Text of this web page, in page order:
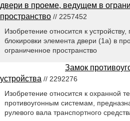
двери в проеме, ведущем в
пространство // 2257452
Изобретение относится к
блокировки элемента двери (1а) в
ограниченное пространство
Замок
устройства // 2292276
Изобретение относится к охранной
противоугонным системам,
рулевого вала транспортного